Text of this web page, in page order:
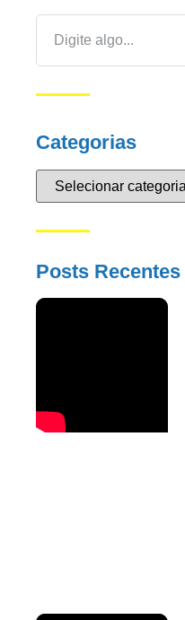
Categorias
Posts Recentes